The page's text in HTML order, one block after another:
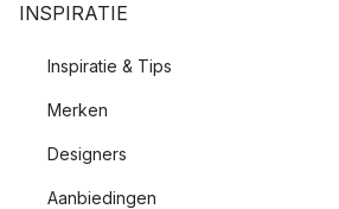
INSPIRATIE
Inspiratie & Tips
Merken
Designers
Aanbiedingen